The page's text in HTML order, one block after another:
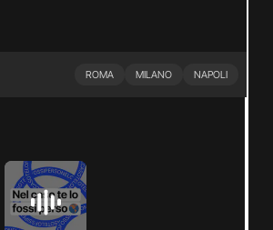
ROMA MILANO NAPOLI